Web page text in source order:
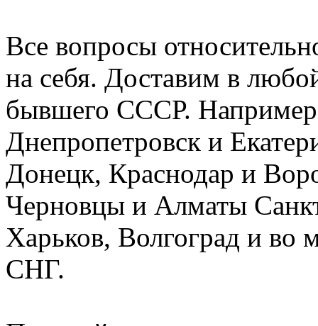
Все вопросы
на себя. Доставим в
бывшего СССР.
Днепропетровск и
Донецк, Краснодар и
Черновцы и Алматы
Харьков, Волгоград и во
СНГ.